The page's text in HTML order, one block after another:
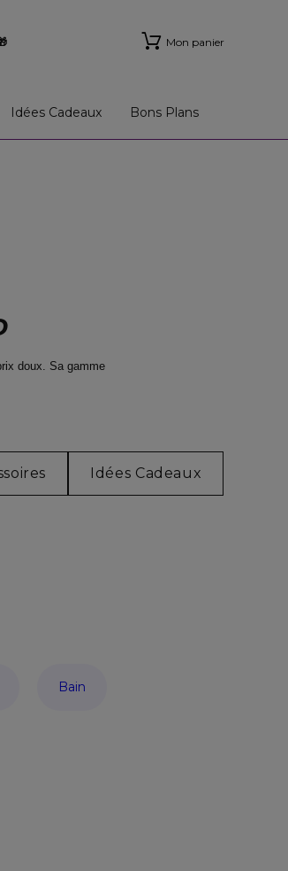
Mon panier
Idées Cadeaux Bons Plans
doux. Sa gamme
Idées Cadeaux
Bain